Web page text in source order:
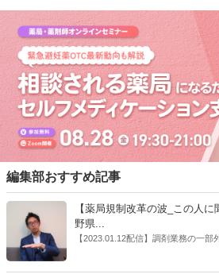
編集部おすすめ記事
【薬局規制改革の波_この人
野県...
【2023.01.12配信】調剤業務の一部
界への規制改革の波。この規制改